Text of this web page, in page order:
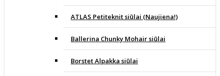
ATLAS Petiteknit siūlai (Naujiena!)
Ballerina Chunky Mohair siūlai
Borstet Alpakka siūlai